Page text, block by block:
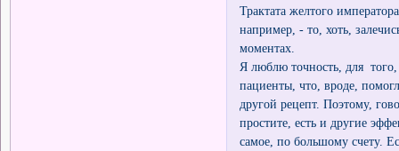
Трактата желтого
например, - то, хоть,
моментах.
Я люблю точность, для
пациенты, что, вроде,
другой рецепт. Поэтому,
простите, есть и другие
самое, по большому счету.